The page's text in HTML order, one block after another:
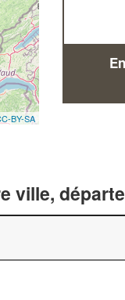
BY-SA
ville,